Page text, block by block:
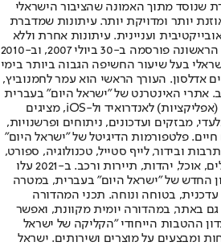
שנוסד מתוך האמונה שהציבור הישראלי
יותר ומדויקת יותר. עיתונות שמדברת
ועניינית. עיתונות אחרת וללא
תשלום. המהדורה המודפסת הראשונה פורסמה ב-30 ביולי 2007, וב-2010
בעל שיעור החשיפה הגבוה ביותר בימי
אדלסון. העורך הראשי הוא עמר לחמנוביץ,
אתרי האינטרנט של "ישראל היום" בעברית
ובאנגלית, כמו כן היישומונים (אפליקציות) לאנדרואיד ול-iOS, מציגים
מבזקים ועדכונים, ניתוחים ופרשנויות,
חיים. פלטפורמות הדיגיטל של "ישראל היום"
ובידור, לייף סטייל, טכנולוגיה, ספורט,
כלכלה וצרכנות, בריאות, חיילים, אוכל, יהדות, תיירות ורכב. ב-2021 עלו
החדש של "ישראל היום" בעברית, במטרה
בטוחה ונוחה. תכני המהדורה
באתר, במהדורה יומית מקוונת, ואפשר
ההטבות הייחודי "הקליקה של ישראל
ומבצעים על מוצרים ושירותים. ישראל